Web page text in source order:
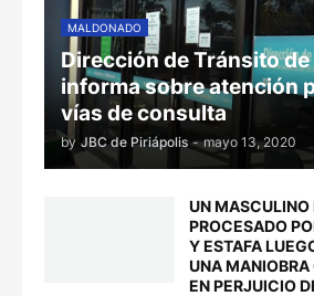
MALDONADO
Dirección de Tránsito
informa sobre atención
vías de consulta
by JBC de Piriápolis - mayo 13, 2020
UN MASCULINO
PROCESADO
Y ESTAFA
UNA MANIOBRA
EN PERJUICIO